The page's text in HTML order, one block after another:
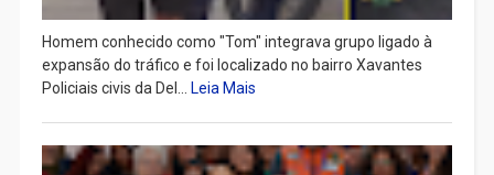
Homem conhecido como "Tom" integrava grupo ligado à
expansão do tráfico e foi localizado no bairro Xavantes
Policiais civis da Del... Leia Mais